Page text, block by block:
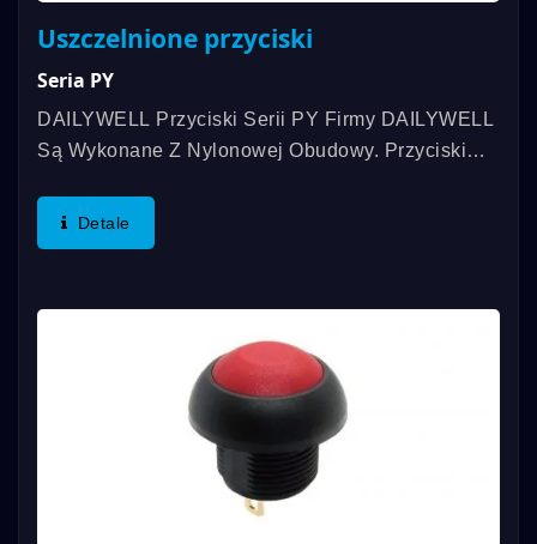
Uszczelnione przyciski
Seria PY
DAILYWELL Przyciski Serii PY Firmy DAILYWELL
Są Wykonane Z Nylonowej Obudowy. Przyciski
I Są Uszczelnione Zgodnie Ze Standardem IP67.
Posiadają Również...
Detale